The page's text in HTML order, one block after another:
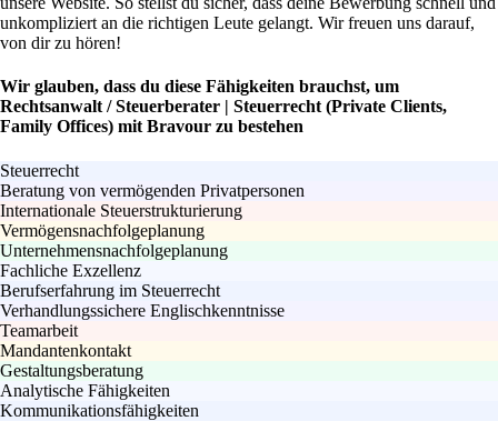
unkompliziert an die richtigen Leute gelangt. Wir freuen uns darauf,
von dir zu hören!
Wir glauben, dass du diese Fähigkeiten brauchst, um
Rechtsanwalt / Steuerberater | Steuerrecht (Private Clients,
Family Offices) mit Bravour zu bestehen
Steuerrecht
Beratung von vermögenden Privatpersonen
Internationale Steuerstrukturierung
Vermögensnachfolgeplanung
Unternehmensnachfolgeplanung
Fachliche Exzellenz
Berufserfahrung im Steuerrecht
Verhandlungssichere Englischkenntnisse
Teamarbeit
Mandantenkontakt
Gestaltungsberatung
Analytische Fähigkeiten
Kommunikationsfähigkeiten